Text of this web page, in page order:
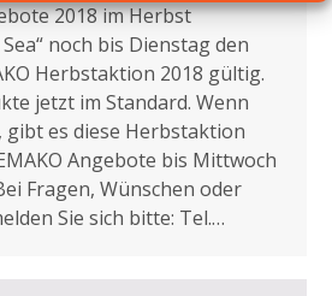
2018 im Herbst
noch bis Dienstag den
Herbstaktion 2018 gültig.
jetzt im Standard. Wenn
es diese Herbstaktion
Angebote bis Mittwoch
Fragen, Wünschen oder
Sie sich bitte: Tel.…